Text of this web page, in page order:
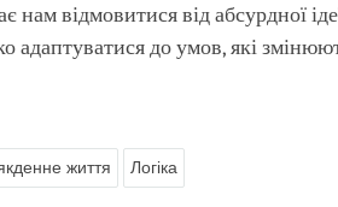
нам відмовитися від абсурдної
адаптуватися до умов, які
життя Логіка